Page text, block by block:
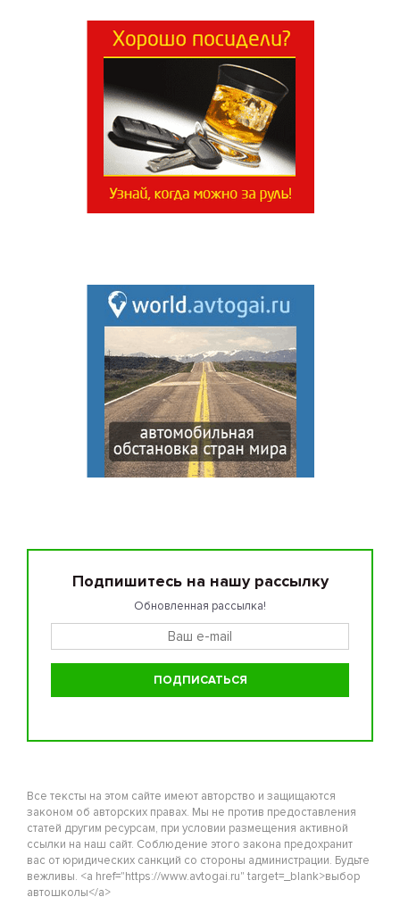
Подпишитесь на нашу рассылку
Обновленная рассылка!
Все тексты на этом сайте имеют авторство и защищаются
законом об авторских правах. Мы не против предоставления
статей другим ресурсам, при условии размещения активной
ссылки на наш сайт. Соблюдение этого закона предохранит
вас от юридических санкций со стороны администрации. Будьте
вежливы. <a href="https://www.avtogai.ru" target=_blank>выбор
автошколы</a>